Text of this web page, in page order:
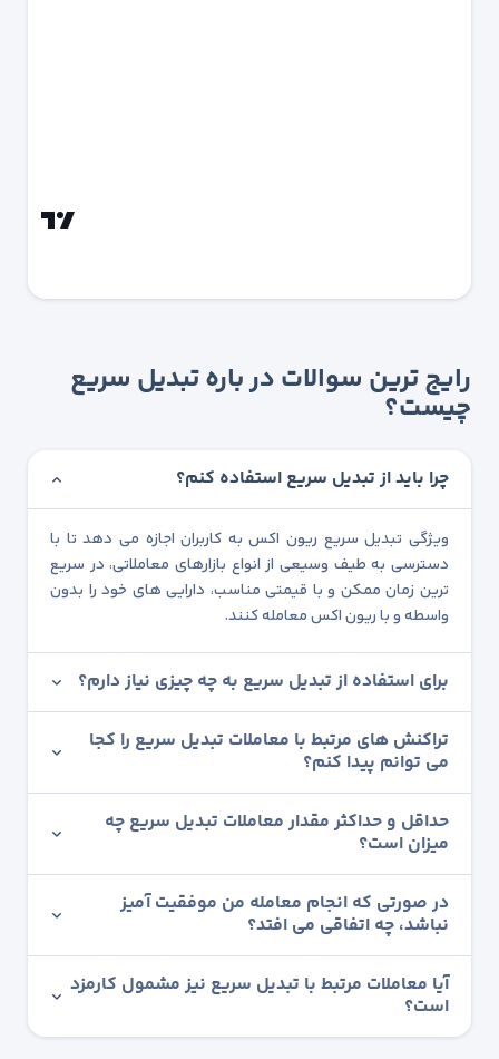
رایج ترین سوالات در باره تبدیل سریع
چیست؟
چرا باید از تبدیل سریع استفاده کنم؟
ویژگی تبدیل سریع ریون اکس به کاربران اجازه می دهد تا با
دسترسی به طیف وسیعی از انواع بازارهای معاملاتی، در سریع
ترین زمان ممکن و با قیمتی مناسب، دارایی های خود را بدون
واسطه و با ریون اکس معامله کنند.
برای استفاده از تبدیل سریع به چه چیزی نیاز دارم؟
تراکنش های مرتبط با معاملات تبدیل سریع را کجا
می توانم پیدا کنم؟
حداقل و حداکثر مقدار معاملات تبدیل سریع چه
میزان است؟
در صورتی که انجام معامله من موفقیت آمیز
نباشد، چه اتفاقی می افتد؟
آیا معاملات مرتبط با تبدیل سریع نیز مشمول کارمزد
است؟